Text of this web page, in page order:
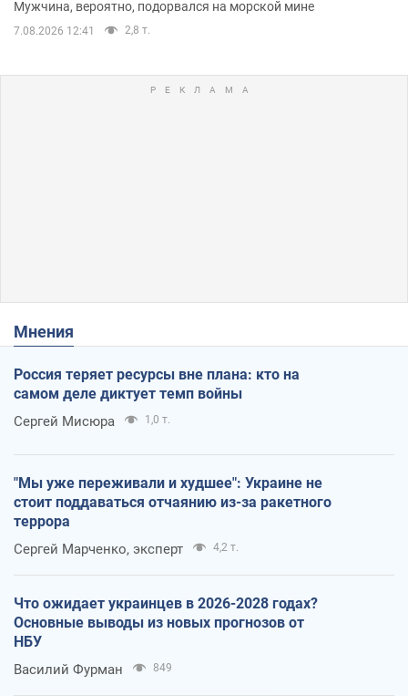
Мужчина, вероятно, подорвался на морской мине
7.08.2026 12:41 2,8 т.
Мнения
Россия теряет ресурсы вне плана: кто на
самом деле диктует темп войны
Сергей Мисюра 1,0 т.
"Мы уже переживали и худшее": Украине не
стоит поддаваться отчаянию из-за ракетного
террора
Сергей Марченко, эксперт 4,2 т.
Что ожидает украинцев в 2026-2028 годах?
Основные выводы из новых прогнозов от
НБУ
Василий Фурман 849